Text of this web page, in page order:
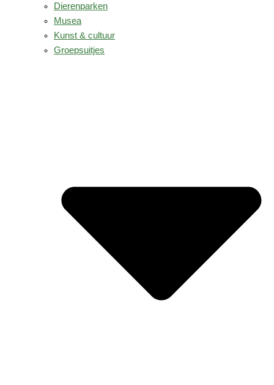
Dierenparken
Musea
Kunst & cultuur
Groepsuitjes